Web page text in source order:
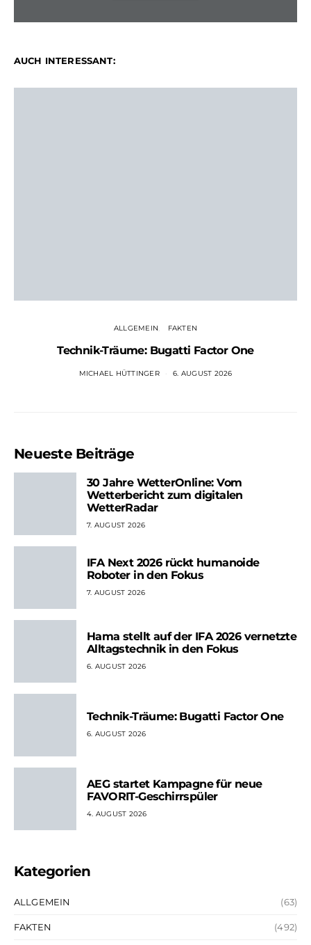
AUCH INTERESSANT:
ALLGEMEIN FAKTEN
Technik-Träume: Bugatti Factor One
MICHAEL HÜTTINGER 6. AUGUST 2026
Neueste Beiträge
30 Jahre WetterOnline: Vom
Wetterbericht zum digitalen
WetterRadar
7. AUGUST 2026
IFA Next 2026 rückt humanoide
Roboter in den Fokus
7. AUGUST 2026
Hama stellt auf der IFA 2026 vernetzte
Alltagstechnik in den Fokus
6. AUGUST 2026
Technik-Träume: Bugatti Factor One
6. AUGUST 2026
AEG startet Kampagne für neue
FAVORIT-Geschirrspüler
4. AUGUST 2026
Kategorien
ALLGEMEIN (63)
FAKTEN (492)